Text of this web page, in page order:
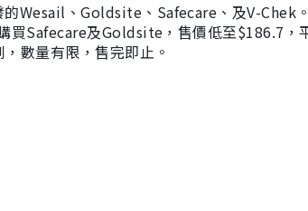
Wesail、Goldsite、Safecare、及V-Chek
買Safecare及Goldsite，售價低至$186.7，
數量有限，售完即止。